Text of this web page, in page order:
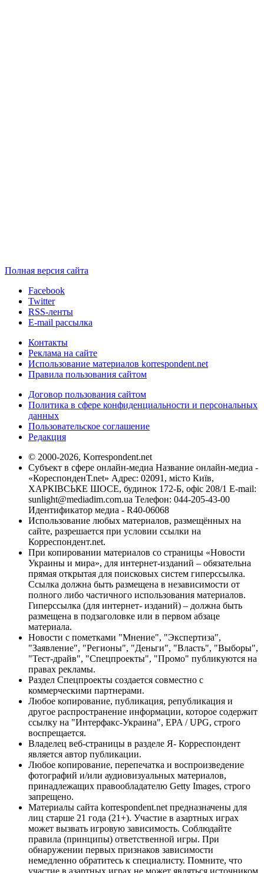
Полная версия сайта
Facebook
Twitter
RSS-ленты
E-mail рассылка
Контакты
Реклама на сайте
Использование материалов korrespondent.net
Правила пользования сайтом
Договор пользования сайтом
Политика в сфере конфиденциальности и персональных
данных
Пользовательское соглашение
Редакция
© 2000-2026, Korrespondent.net
Субъект в сфере онлайн-медиа Название онлайн-медиа -
«КореспонденТ.net» Адрес: 02091, місто Київ,
ХАРКІВСЬКЕ ШОСЕ, будинок 172-Б, офіс 208/1 E-mail:
sunlight@mediadim.com.ua Телефон: 044-205-43-00
Идентификатор медиа - R40-06068
Использование любых материалов, размещённых на
сайте, разрешается при условии ссылки на
Корреспондент.net.
При копировании материалов со страницы «Новости
Украины и мира», для интернет-изданий – обязательна
прямая открытая для поисковых систем гиперссылка.
Ссылка должна быть размещена в независимости от
полного либо частичного использования материалов.
Гиперссылка (для интернет- изданий) – должна быть
размещена в подзаголовке или в первом абзаце
материала.
Новости с пометками "Мнение", "Экспертиза",
"Заявление", "Регионы", "Деньги", "Власть", "Выборы",
"Тест-драйв", "Спецпроекты", "Промо" публикуются на
правах рекламы.
Раздел Спецпроекты создается совместно с
коммерческими партнерами.
Любое копирование, публикация, републикация и
другое распространение информации, которое содержит
ссылку на "Интерфакс-Украина", EPA / UPG, строго
воспрещается.
Владелец веб-страницы в разделе Я- Корреспондент
является автор публикации.
Любое копирование, перепечатка и воспроизведение
фотографий и/или аудиовизуальных материалов,
принадлежащих правообладателю Getty Images, строго
запрещено.
Материалы сайта korrespondent.net предназначены для
лиц старше 21 года (21+). Участие в азартных играх
может вызвать игровую зависимость. Соблюдайте
правила (принципы) ответственной игры. При
обнаружении первых признаков зависимости
немедленно обратитесь к специалисту. Помните, что
участие в азартных играх не может являться источником